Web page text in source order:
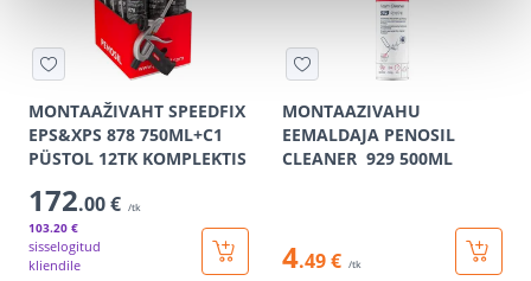
MONTAAŽIVAHT SPEEDFIX
EPS&XPS 878 750ML+C1
PÜSTOL 12TK KOMPLEKTIS
172.00 € /tk
103.20 €
sisselogitud
kliendile
MONTAAZIVAHU
EEMALDAJA PENOSIL
CLEANER 929 500ML
4.49 € /tk